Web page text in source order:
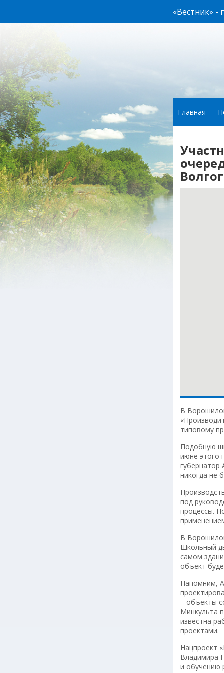
«Вестник» -
Главная
В
типовому
Подобную
июне этого
губернатор
никогда не
под
процессы.
В
Школьный
самом
объект
Напомним,
– объекты
Минкульта
известна
проектами.
Нацпроект
Владимира
и обучению